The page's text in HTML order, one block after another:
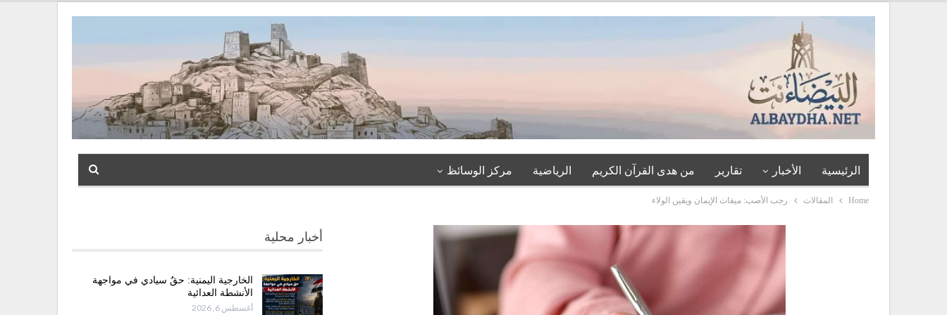
الرئيسية الأخبار تقارير من هدى القرآن الكريم الرياضية مركز الوسائظ
Home المقالات رجب الأصب: ميقات الإيمان ويقين الولاء
أخبار محلية
الخارجية اليمنية: حقٌ سيادي في مواجهة
الأنشطة العدائية
أغسطس 6, 2026